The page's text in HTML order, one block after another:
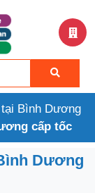
Bình Dương
cấp tốc
Dương